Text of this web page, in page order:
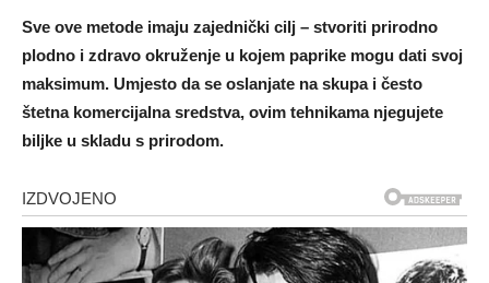
Sve ove metode imaju zajednički cilj – stvoriti prirodno
plodno i zdravo okruženje u kojem paprike mogu dati svoj
maksimum. Umjesto da se oslanjate na skupa i često
štetna komercijalna sredstva, ovim tehnikama njegujete
biljke u skladu s prirodom.